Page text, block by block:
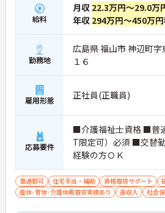
給料
月収 22.3万円～29.0万
年収 294万円～450万円
勤務地
広島県 福山市 神辺町
１６
雇用形態 正社員(正職員)
応募要件
■介護福祉士資格 ■普
T限定可）必須 ■交替
経験の方ＯＫ
車通勤可 住宅手当・補助 資格取得サポート
産休･育休･介護休暇取得実績あり
高収入 社会